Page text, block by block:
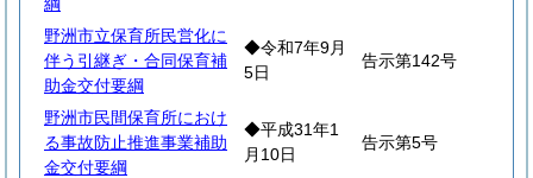
野洲市立保育所民営化に
伴う引継ぎ・合同保育補
助金交付要綱
◆令和7年9月
5日
告示第142号
野洲市民間保育所におけ
る事故防止推進事業補助
金交付要綱
◆平成31年1
月10日
告示第5号